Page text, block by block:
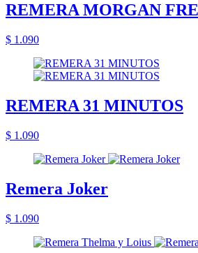
REMERA MORGAN
$ 1.090
REMERA 31 MINUTOS
$ 1.090
Remera Joker
$ 1.090